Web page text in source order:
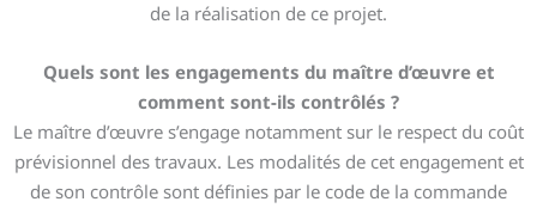
de la réalisation de ce projet.
Quels sont les engagements du maître d’œuvre et
comment sont-ils contrôlés ?
Le maître d’œuvre s’engage notamment sur le respect du coût
prévisionnel des travaux. Les modalités de cet engagement et
de son contrôle sont définies par le code de la commande